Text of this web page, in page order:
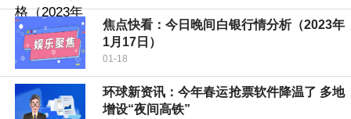
焦点快看：今日晚间白银行情分析（2023年
1月17日）
01-18
环球新资讯：今年春运抢票软件降温了 多地
增设“夜间高铁”